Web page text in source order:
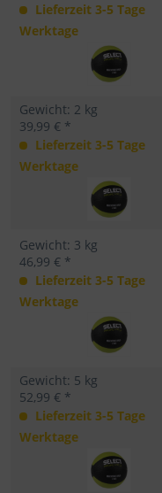
Lieferzeit 3-5 Tage
Werktage
Gewicht: 2 kg
39,99 € *
Lieferzeit 3-5 Tage
Werktage
Gewicht: 3 kg
46,99 € *
Lieferzeit 3-5 Tage
Werktage
Gewicht: 5 kg
52,99 € *
Lieferzeit 3-5 Tage
Werktage